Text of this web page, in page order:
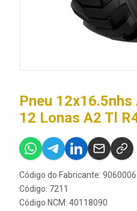
Pneu
12 Lonas A2 Tl
Código do Fabricante:
Código: 7211
Código NCM: 40118090